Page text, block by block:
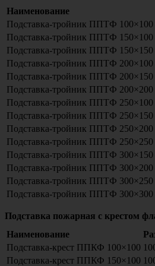
Наименование
Подставка-тройник ППТФ 100×100
Подставка-тройник ППТФ 150×100
Подставка-тройник ППТФ 150×150
Подставка-тройник ППТФ 200×100
Подставка-тройник ППТФ 200×150
Подставка-тройник ППТФ 200×200
Подставка-тройник ППТФ 250×100
Подставка-тройник ППТФ 250×150
Подставка-тройник ППТФ 250×200
Подставка-тройник ППТФ 250×250
Подставка-тройник ППТФ 300×150
Подставка-тройник ППТФ 300×200
Подставка-тройник ППТФ 300×250
Подставка-тройник ППТФ 300×300
Подставка пожарная с крестом
Наименование
Подставка-крест ППКФ 100×100
Подставка-крест ППКФ 150×100